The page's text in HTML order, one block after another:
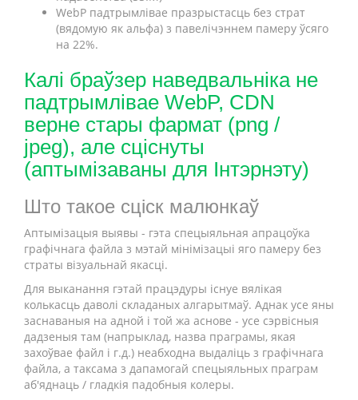
WebP падтрымлівае празрыстасць без страт
(вядомую як альфа) з павелічэннем памеру ўсяго
на 22%.
Калі браўзер наведвальніка не
падтрымлівае WebP, CDN
верне стары фармат (png /
jpeg), але сціснуты
(аптымізаваны для Інтэрнэту)
Што такое сціск малюнкаў
Аптымізацыя выявы - гэта спецыяльная апрацоўка
графічнага файла з мэтай мінімізацыі яго памеру без
страты візуальнай якасці.
Для выканання гэтай працэдуры існуе вялікая
колькасць даволі складаных алгарытмаў. Аднак усе яны
заснаваныя на адной і той жа аснове - усе сэрвісныя
дадзеныя там (напрыклад, назва праграмы, якая
захоўвае файл і г.д.) неабходна выдаліць з графічнага
файла, а таксама з дапамогай спецыяльных праграм
аб'яднаць / гладкія падобныя колеры.